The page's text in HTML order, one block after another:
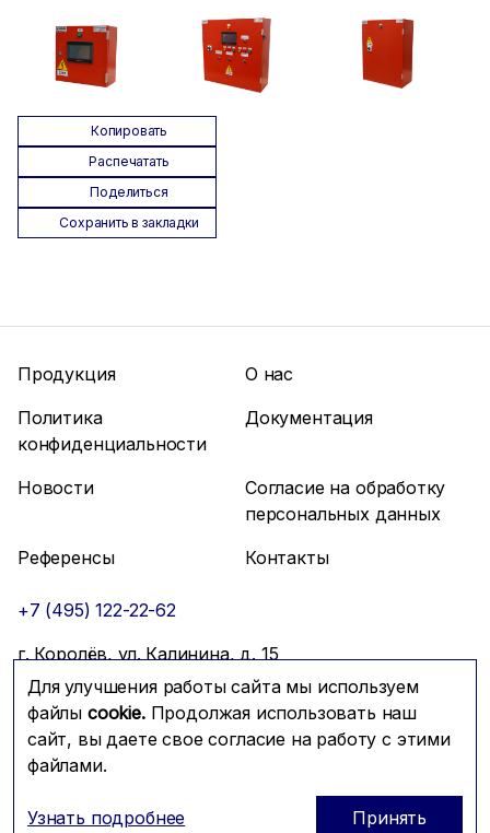
Копировать
Распечатать
Поделиться
Сохранить в закладки
Для улучшения работы сайта мы используем
файлы cookie.Продолжая использовать наш
сайт, вы даете свое согласие на работу с этими
файлами.
Узнать подробнее Принять
Продукция
О нас
Политика
конфиденциальности
Документация
Новости
Согласие на обработку
персональных данных
Референсы
Контакты
+7 (495) 122-22-62
г. Королёв, ул. Калинина, д. 15
info@mfmc.ru
Связаться с нами
© 2026 Компания МФМК
Prominado